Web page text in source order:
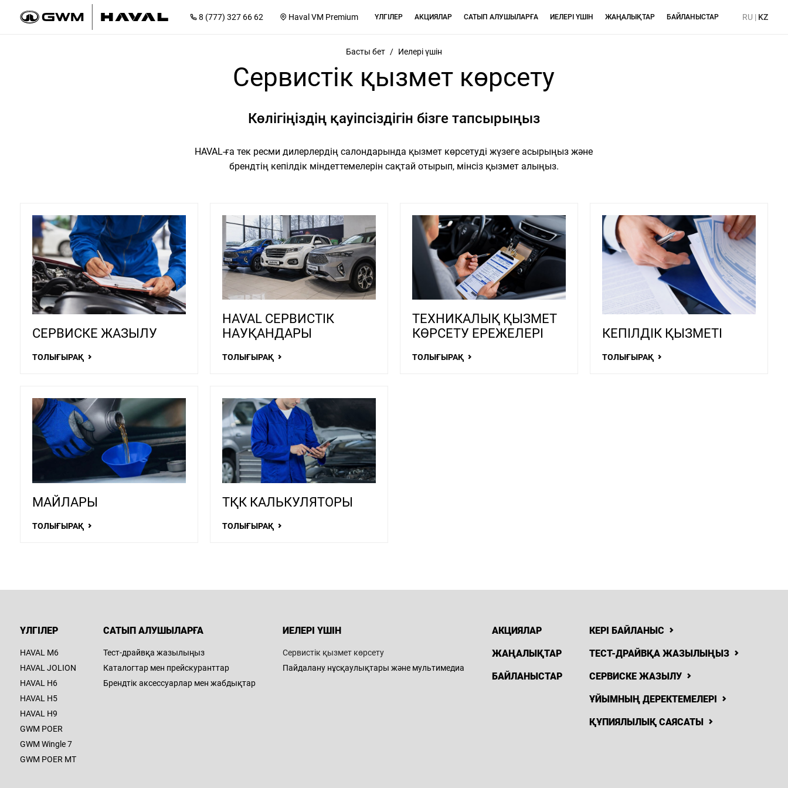
8 (777) 327 66 62 Haval VM Premium ҮЛГІЛЕР АКЦИЯЛАР САТЫП АЛУШЫЛАРҒА ИЕЛЕРІ ҮШІН ЖАҢАЛЫҚТАР БАЙЛАНЫСТАР RU | KZ
Басты бет / Иелері үшін
Сервистік қызмет көрсету
Көлігіңіздің қауіпсіздігін бізге тапсырыңыз
HAVAL-ға тек ресми дилерлердің салондарында қызмет көрсетуді жүзеге асырыңыз және
брендтің кепілдік міндеттемелерін сақтай отырып, мінсіз қызмет алыңыз.
СЕРВИСКЕ ЖАЗЫЛУ
ТОЛЫҒЫРАҚ
HAVAL СЕРВИСТІК
НАУҚАНДАРЫ
ТОЛЫҒЫРАҚ
ТЕХНИКАЛЫҚ ҚЫЗМЕТ
КӨРСЕТУ ЕРЕЖЕЛЕРІ
ТОЛЫҒЫРАҚ
КЕПІЛДІК ҚЫЗМЕТІ
ТОЛЫҒЫРАҚ
МАЙЛАРЫ
ТОЛЫҒЫРАҚ
ТҚК КАЛЬКУЛЯТОРЫ
ТОЛЫҒЫРАҚ
ҮЛГІЛЕР
HAVAL M6
HAVAL JOLION
HAVAL H6
HAVAL H5
HAVAL H9
GWM POER
GWM Wingle 7
GWM POER MT
САТЫП АЛУШЫЛАРҒА
Тест-драйвқа жазылыңыз
Каталогтар мен прейскуранттар
Брендтік аксессуарлар мен жабдықтар
ИЕЛЕРІ ҮШІН
Сервистік қызмет көрсету
Пайдалану нұсқаулықтары және мультимедиа
АКЦИЯЛАР
ЖАҢАЛЫҚТАР
БАЙЛАНЫСТАР
КЕРІ БАЙЛАНЫС
ТЕСТ-ДРАЙВҚА ЖАЗЫЛЫҢЫЗ
СЕРВИСКЕ ЖАЗЫЛУ
ҰЙЫМНЫҢ ДЕРЕКТЕМЕЛЕРІ
ҚҰПИЯЛЫЛЫҚ САЯСАТЫ